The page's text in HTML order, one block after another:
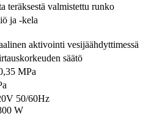
teräksestä valmistettu runko
ja -kela
aktivointi vesijäähdyttimessä
säätö
MPa
50/60Hz
W